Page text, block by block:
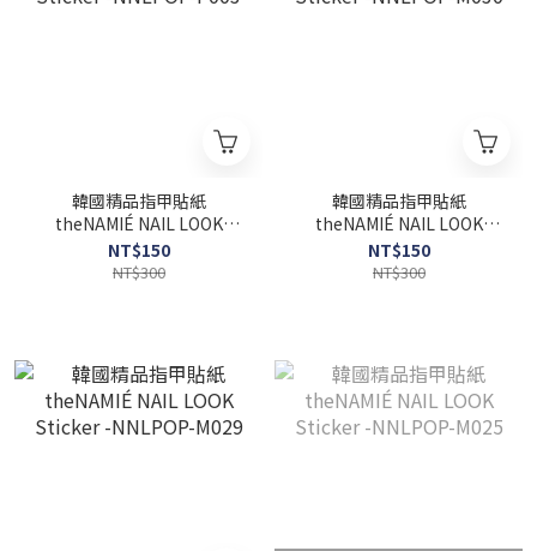
韓國精品指甲貼紙
theNAMIÉ NAIL LOOK
Sticker -NNLPOP-P003
NT$150
NT$300
韓國精品指甲貼紙
theNAMIÉ NAIL LOOK
Sticker -NNLPOP-M030
NT$150
NT$300